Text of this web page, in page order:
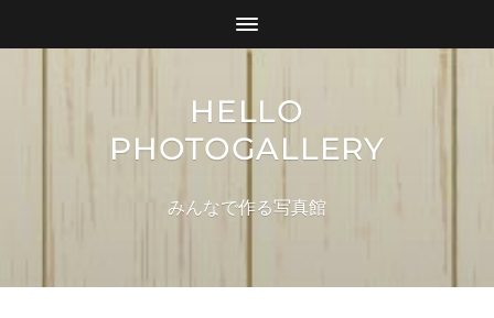
HELLO
PHOTOGALLERY
みんなで作る写真館